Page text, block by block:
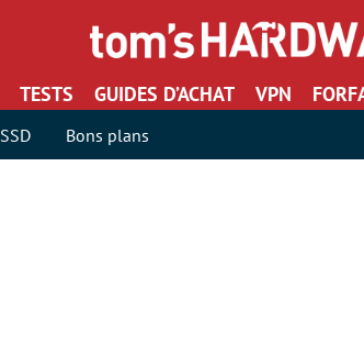
TESTS GUIDES D’ACHAT VPN
SSD Bons plans